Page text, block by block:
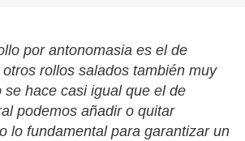
por antonomasia es el de
rollos salados también muy
se hace casi igual que el de
podemos añadir o quitar
lo fundamental para garantizar un